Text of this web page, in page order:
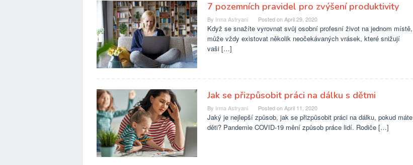
7 pozemních pravidel pro zvýšení produktivity
By Irma Astryani Posted onApril 29, 2020
Když se snažíte vyrovnat svůj osobní profesní život na jednom místě,
může vždy existovat několik neočekávaných vrásek, které snižují
vaši […]
Jak se přizpůsobit práci na dálku s dětmi
By Irma Astryani Posted onApril 11, 2020
Jaký je nejlepší způsob, jak se přizpůsobit práci na dálku, pokud máte
děti? Pandemie COVID-19 mění způsob práce lidí. Rodiče […]